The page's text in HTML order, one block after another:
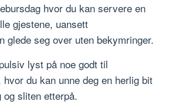
hvor du kan servere en
gjestene, uansett
glede seg over uten bekymringer.
lyst på noe godt til
du kan unne deg en herlig bit
og sliten etterpå.